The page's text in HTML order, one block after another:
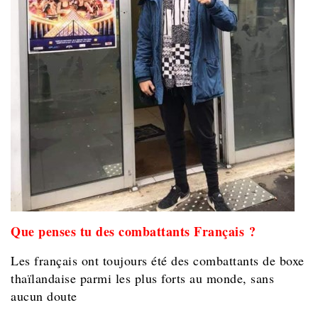
Que penses tu des combattants Français ?
Les français ont toujours été des combattants de boxe
thaïlandaise parmi les plus forts au monde, sans
aucun doute